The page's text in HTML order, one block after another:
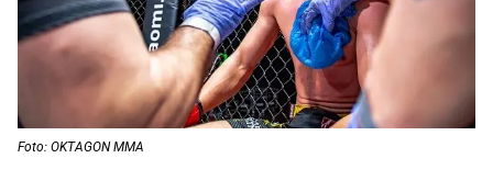
Foto: OKTAGON MMA